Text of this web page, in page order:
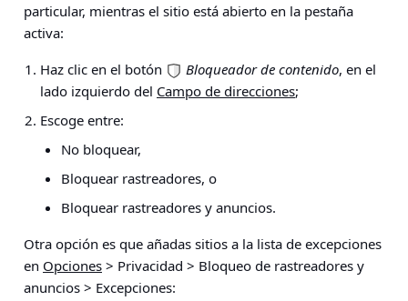
particular, mientras el sitio está abierto en la pestaña
activa:
Haz clic en el botón
Bloqueador de contenido, en el
lado izquierdo del Campo de direcciones;
Escoge entre:
No bloquear,
Bloquear rastreadores, o
Bloquear rastreadores y anuncios.
Otra opción es que añadas sitios a la lista de excepciones
en Opciones > Privacidad > Bloqueo de rastreadores y
anuncios > Excepciones: